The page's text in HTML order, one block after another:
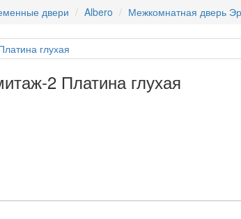
двери Albero Межкомнатная дверь
2 Платина глухая